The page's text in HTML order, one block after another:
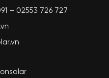
– 02553 726 727